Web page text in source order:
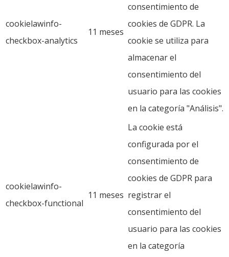
cookielawinfo-
checkbox-analytics
11 meses
consentimiento de
cookies de GDPR. La
cookie se utiliza para
almacenar el
consentimiento del
usuario para las cookies
en la categoría "Análisis".
cookielawinfo-
checkbox-functional
11 meses
La cookie está
configurada por el
consentimiento de
cookies de GDPR para
registrar el
consentimiento del
usuario para las cookies
en la categoría